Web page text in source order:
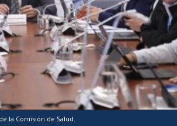
la Comisión de Salud.